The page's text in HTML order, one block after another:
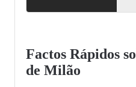
Factos Rápidos
de Milão